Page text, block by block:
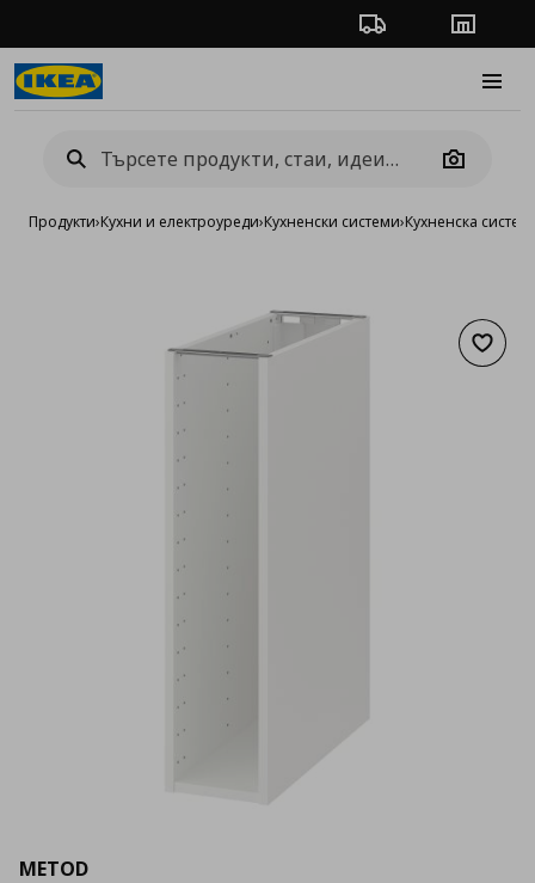
Проследяване на
Camera
Продукти›Кухни и електроуреди›Кухненски системи›Кухненска
METOD